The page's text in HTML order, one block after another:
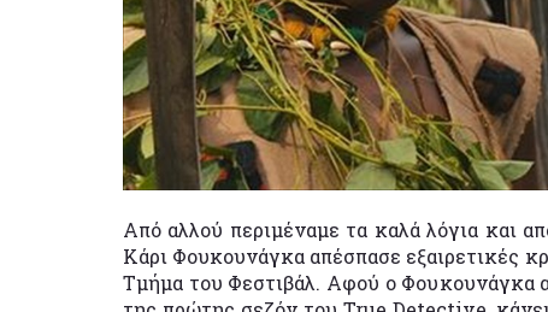
Από αλλού περιμέναμε τα καλά λόγια και
Κάρι Φουκουνάγκα απέσπασε εξαιρετικές
Τμήμα του Φεστιβάλ. Αφού ο Φουκουνάγκα